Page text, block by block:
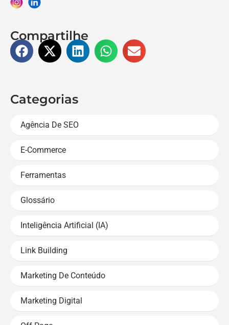
Compartilhe
Categorias
Agência De SEO
E-Commerce
Ferramentas
Glossário
Inteligência Artificial (IA)
Link Building
Marketing De Conteúdo
Marketing Digital